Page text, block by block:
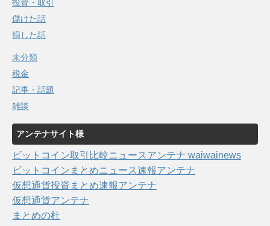
投資・取引
儲けた話
損した話
未分類
税金
記事・話題
雑談
アンテナサイト様
ビットコイン取引比較ニュースアンテナ waiwainews
ビットコインまとめニュース速報アンテナ
仮想通貨投資まとめ速報アンテナ
仮想通貨アンテナ
まとめの杜